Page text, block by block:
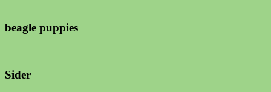
beagle puppies
Sider